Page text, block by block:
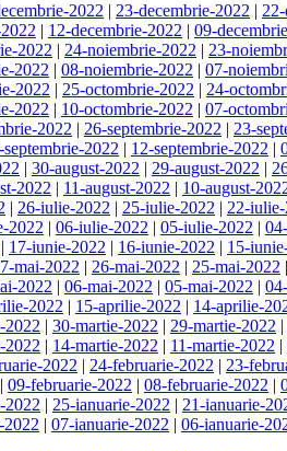
2022 | 23-decembrie-2022 |
| 12-decembrie-2022 | 09-
2022 | 24-noiembrie-2022 | 23-
2022 | 08-noiembrie-2022 | 07-
2022 | 25-octombrie-2022 | 24-
2022 | 10-octombrie-2022 | 07-
2022 | 26-septembrie-2022 | 23-
septembrie-2022 | 12-septembrie-2022 |
| 30-august-2022 | 29-august-2022 |
2022 | 11-august-2022 | 10-august-
| 26-iulie-2022 | 25-iulie-2022 | 22-
2022 | 06-iulie-2022 | 05-iulie-2022 |
| 17-iunie-2022 | 16-iunie-2022 | 15-
mai-2022 | 26-mai-2022 | 25-mai-2022 |
2022 | 06-mai-2022 | 05-mai-2022 |
2022 | 15-aprilie-2022 | 14-aprilie-
2022 | 30-martie-2022 | 29-martie-2022 |
2022 | 14-martie-2022 | 11-martie-2022 |
2022 | 24-februarie-2022 | 23-
| 09-februarie-2022 | 08-februarie-2022 |
2022 | 25-ianuarie-2022 | 21-ianuarie-
2022 | 07-ianuarie-2022 | 06-ianuarie-